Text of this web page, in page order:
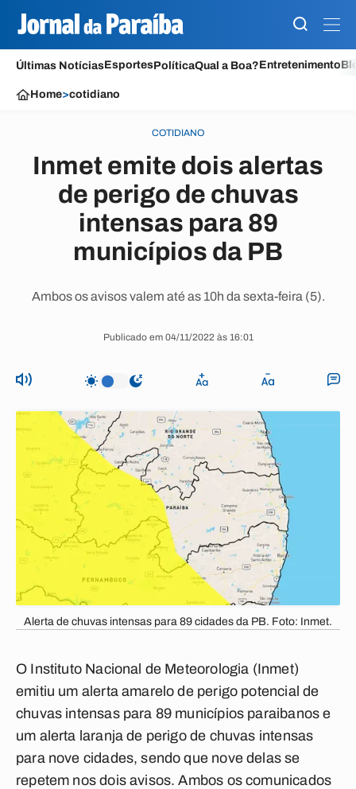
Últimas NotíciasEsportesPolíticaQual a Boa?Entretenimento
Home>cotidiano
COTIDIANO
Inmet emite dois alertas
de perigo de chuvas
intensas para 89
municípios da PB
Ambos os avisos valem até as 10h da sexta-feira (5).
Publicado em 04/11/2022 às 16:01
Alerta de chuvas intensas para 89 cidades da PB. Foto: Inmet.
O Instituto Nacional de Meteorologia (Inmet)
emitiu um alerta amarelo de perigo potencial de
chuvas intensas para 89 municípios paraibanos e
um alerta laranja de perigo de chuvas intensas
para nove cidades, sendo que nove delas se
repetem nos dois avisos. Ambos os comunicados